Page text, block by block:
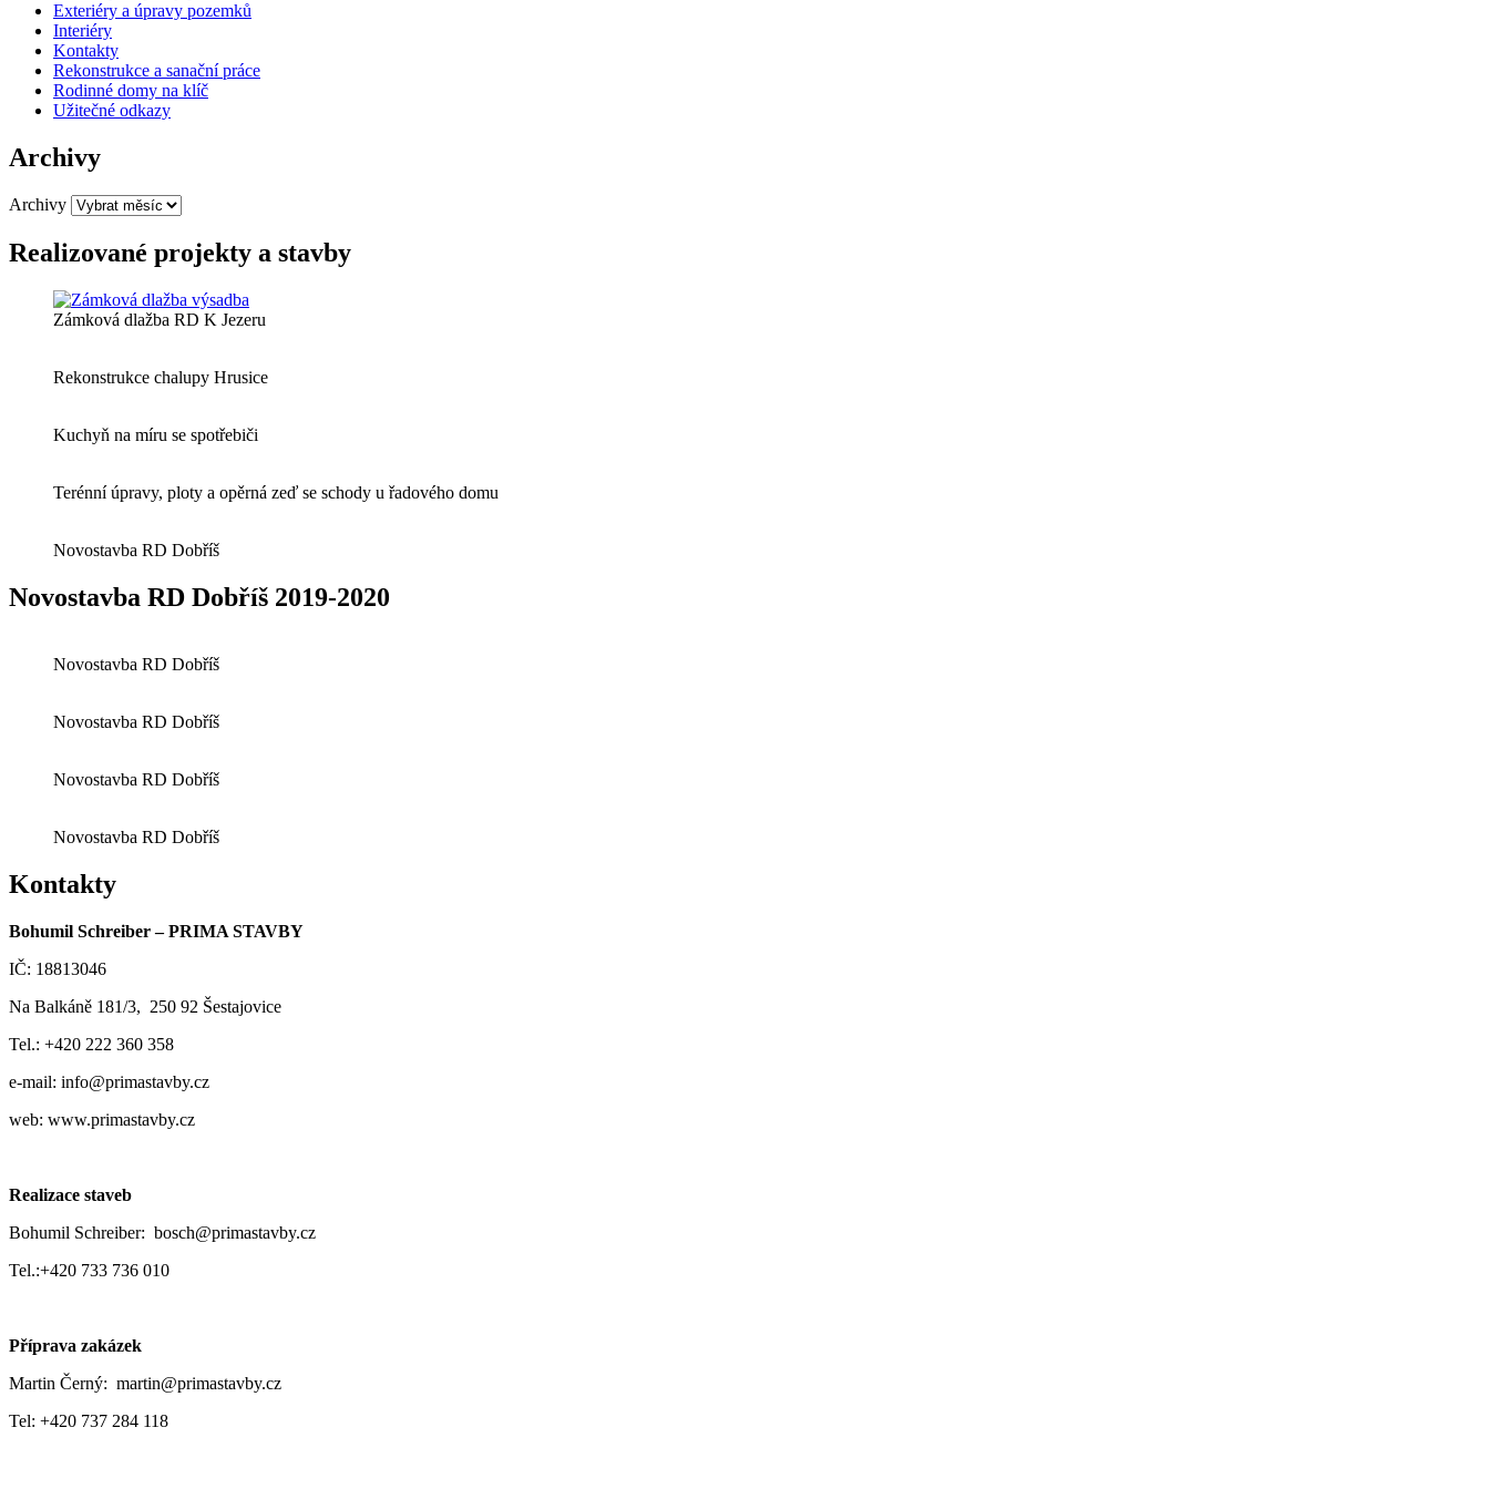
Exteriéry a úpravy pozemků
Interiéry
Kontakty
Rekonstrukce a sanační práce
Rodinné domy na klíč
Užitečné odkazy
Archivy
Archivy
Realizované projekty a stavby
Zámková dlažba RD K Jezeru
Rekonstrukce chalupy Hrusice
Kuchyň na míru se spotřebiči
Terénní úpravy, ploty a opěrná zeď se schody u řadového domu
Novostavba RD Dobříš
Novostavba RD Dobříš 2019-2020
Novostavba RD Dobříš
Novostavba RD Dobříš
Novostavba RD Dobříš
Novostavba RD Dobříš
Kontakty
Bohumil Schreiber – PRIMA STAVBY
IČ: 18813046
Na Balkáně 181/3, 250 92 Šestajovice
Tel.: +420 222 360 358
e-mail: info@primastavby.cz
web: www.primastavby.cz
Realizace staveb
Bohumil Schreiber: bosch@primastavby.cz
Tel.:+420 733 736 010
Příprava zakázek
Martin Černý: martin@primastavby.cz
Tel: +420 737 284 118